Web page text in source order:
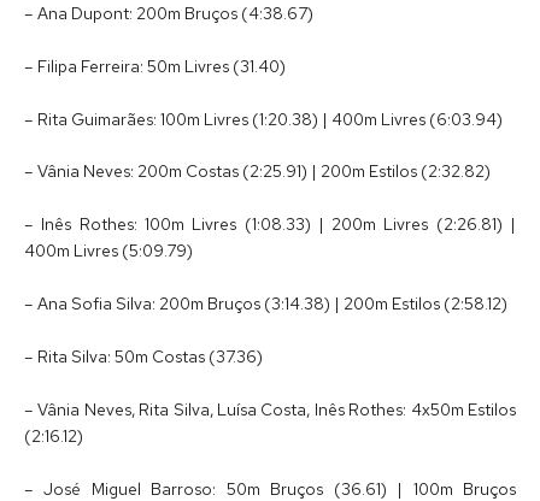
– Ana Dupont: 200m Bruços (4:38.67)
– Filipa Ferreira: 50m Livres (31.40)
– Rita Guimarães: 100m Livres (1:20.38) | 400m Livres (6:03.94)
– Vânia Neves: 200m Costas (2:25.91) | 200m Estilos (2:32.82)
– Inês Rothes: 100m Livres (1:08.33) | 200m Livres (2:26.81) |
400m Livres (5:09.79)
– Ana Sofia Silva: 200m Bruços (3:14.38) | 200m Estilos (2:58.12)
– Rita Silva: 50m Costas (37.36)
– Vânia Neves, Rita Silva, Luísa Costa, Inês Rothes: 4x50m Estilos
(2:16.12)
– José Miguel Barroso: 50m Bruços (36.61) | 100m Bruços